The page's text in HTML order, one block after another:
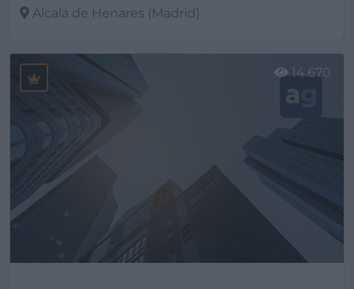
Alcalá de Henares (Madrid)
14.670